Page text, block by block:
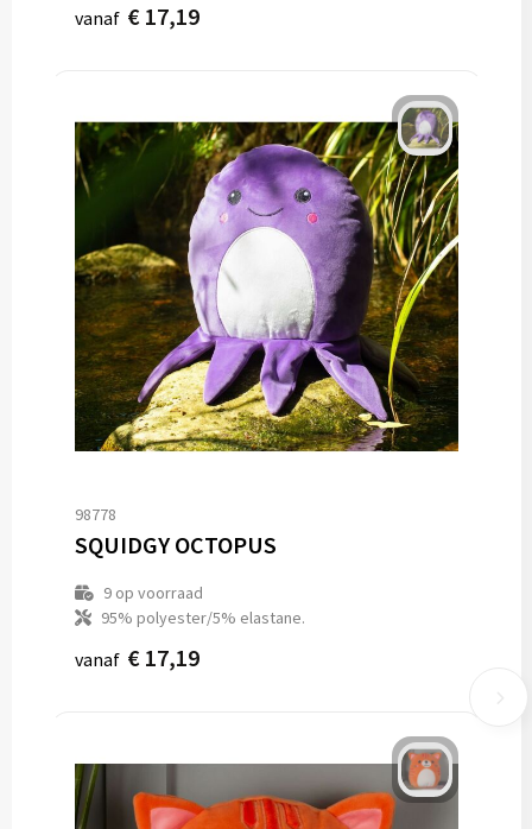
vanaf € 17,19
98778
SQUIDGY OCTOPUS
9op voorraad
95% polyester/5% elastane.
vanaf € 17,19